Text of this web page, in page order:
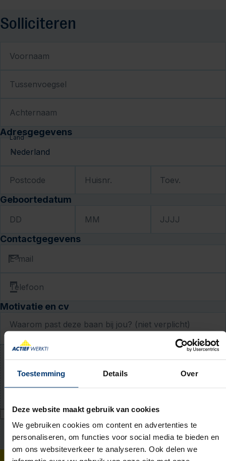
Toestemming Details Over
Deze website maakt gebruik van cookies
We gebruiken cookies om content en advertenties te
personaliseren, om functies voor social media te bieden en
om ons websiteverkeer te analyseren. Ook delen we
Solliciteren
Voornaam
Tussenvoegsel
Achternaam
Adresgegevens
Land
Postcode Huisnr. Toev.
Geboortedatum
DD MM JJJJ
Contactgegevens
E-mail
Telefoon
Motivatie en cv
Waarom past deze baan bij jou? (niet verplicht)
Upload jouw cv (niet verplicht)
Ik geef Actief Werkt! toestemming om mijn persoonsgegevens te
verwerken voor bemiddeling naar werk en mij hiervoor te benaderen
via WhatsApp. Toestemming voor WhatsApp kan ik intrekken bij mijn